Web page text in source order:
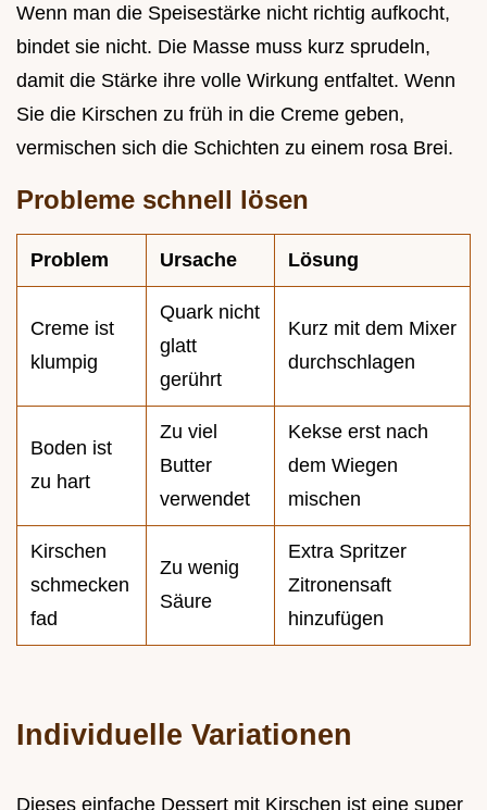
Wenn man die Speisestärke nicht richtig aufkocht,
bindet sie nicht. Die Masse muss kurz sprudeln,
damit die Stärke ihre volle Wirkung entfaltet. Wenn
Sie die Kirschen zu früh in die Creme geben,
vermischen sich die Schichten zu einem rosa Brei.
Probleme schnell lösen
Problem Ursache Lösung
Creme ist
klumpig
Quark nicht
glatt
gerührt
Kurz mit dem Mixer
durchschlagen
Boden ist
zu hart
Zu viel
Butter
verwendet
Kekse erst nach
dem Wiegen
mischen
Kirschen
schmecken
fad
Zu wenig
Säure
Extra Spritzer
Zitronensaft
hinzufügen
Individuelle Variationen
Dieses einfache Dessert mit Kirschen ist eine super